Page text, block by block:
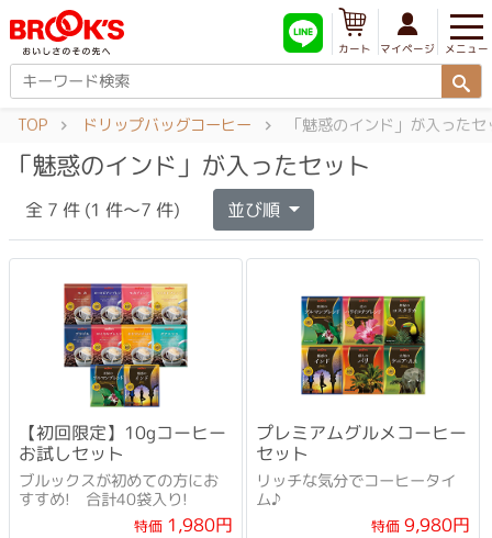
メニュー
マイページ
カート
TOP ドリップバッグコーヒー 「魅惑のインド」が入ったセ
「魅惑のインド」が入ったセット
全 7 件 (1 件～7 件) 並び順
【初回限定】10gコーヒー
お試しセット
ブルックスが初めての方にお
すすめ! 合計40袋入り!
特価1,980円
プレミアムグルメコーヒー
セット
リッチな気分でコーヒータイ
ム♪
特価9,980円